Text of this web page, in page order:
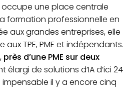
occupe une place centrale
formation professionnelle en
aux grandes entreprises, elle
TPE, PME et indépendants.
près d’une PME sur deux
de solutions d’IA d’ici 24
impensable il y a encore cinq